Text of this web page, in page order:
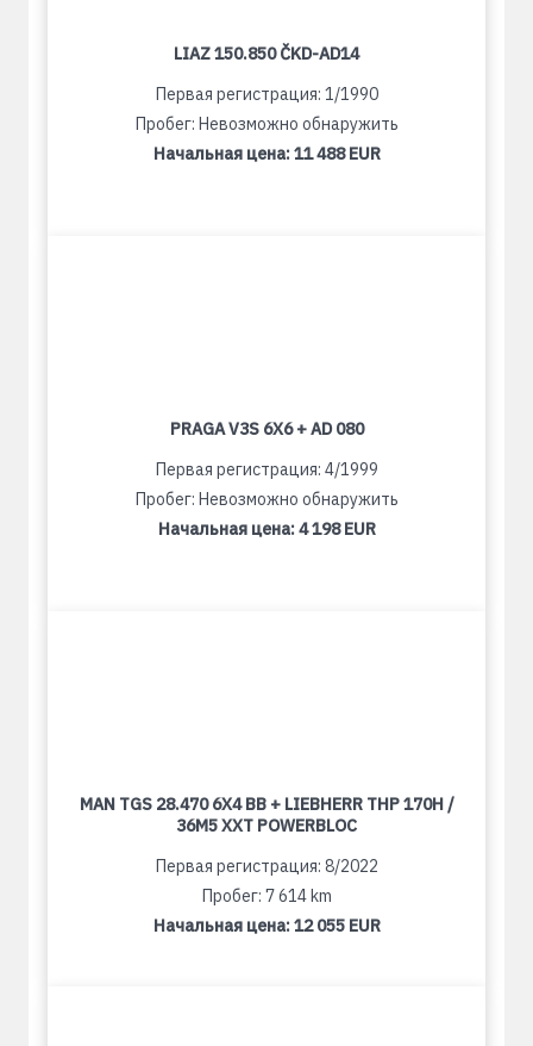
LIAZ 150.850 ČKD-AD14
Первая регистрация: 1/1990
Пробег: Невозможно обнаружить
Начальная цена:11 488 EUR
PRAGA V3S 6X6 + AD 080
Первая регистрация: 4/1999
Пробег: Невозможно обнаружить
Начальная цена:4 198 EUR
MAN TGS 28.470 6X4 BB + LIEBHERR THP 170H /
36M5 XXT POWERBLOC
Первая регистрация: 8/2022
Пробег: 7 614 km
Начальная цена:12 055 EUR